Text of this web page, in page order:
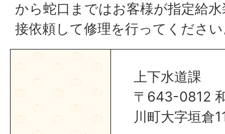
から蛇口まではお客様が指定給
接依頼して修理を行ってくださ
上下水道課
〒643-0812
川町大字垣倉